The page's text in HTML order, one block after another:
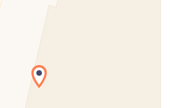
Laden der Karte...